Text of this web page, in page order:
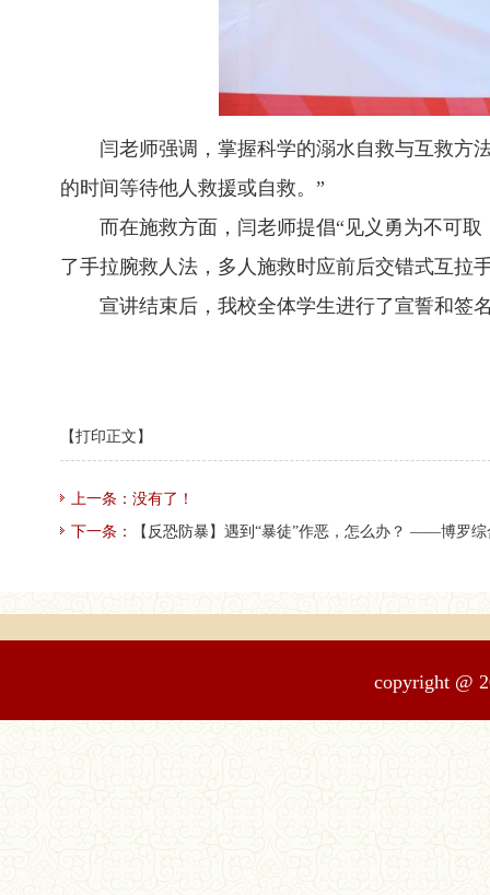
闫老师强调，掌握科学的溺水自救与互救方
的时间等待他人救援或自救。”
而在施救方面，闫老师提倡“见义勇为不可取
了手拉腕救人法，多人施救时应前后交错式互拉
宣讲结束后，我校全体学生进行了宣誓和签名
【打印正文】
上一条：没有了！
下一条：
【反恐防暴】遇到“暴徒”作恶，怎么办？ ——博罗
copyright @